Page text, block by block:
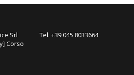
Srl
Corso
Tel. +39 045 8033664